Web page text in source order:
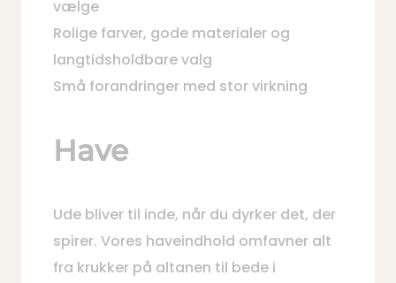
vælge
Rolige farver, gode materialer og
langtidsholdbare valg
Små forandringer med stor virkning
Have
Ude bliver til inde, når du dyrker det, der
spirer. Vores haveindhold omfavner alt
fra krukker på altanen til bede i